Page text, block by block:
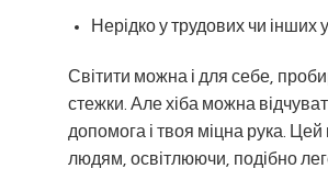
Нерідко у трудових чи
Світити можна і для себе,
стежки. Але хіба можна
допомога і твоя міцна рука.
людям, освітлюючи, подібно